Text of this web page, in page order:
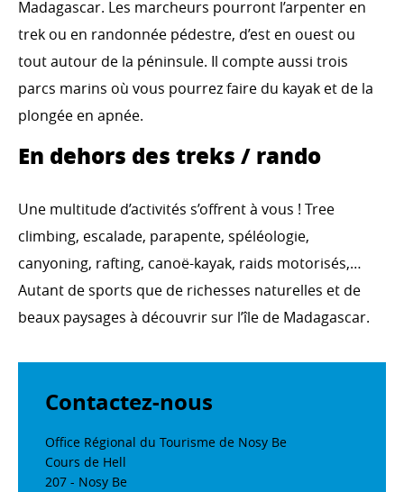
Madagascar. Les marcheurs pourront l’arpenter en
trek ou en randonnée pédestre, d’est en ouest ou
tout autour de la péninsule. Il compte aussi trois
parcs marins où vous pourrez faire du kayak et de la
plongée en apnée.
En dehors des treks / rando
Une multitude d’activités s’offrent à vous ! Tree
climbing, escalade, parapente, spéléologie,
canyoning, rafting, canoë-kayak, raids motorisés,…
Autant de sports que de richesses naturelles et de
beaux paysages à découvrir sur l’île de Madagascar.
Contactez-nous
Office Régional du Tourisme de Nosy Be
Cours de Hell
207 - Nosy Be